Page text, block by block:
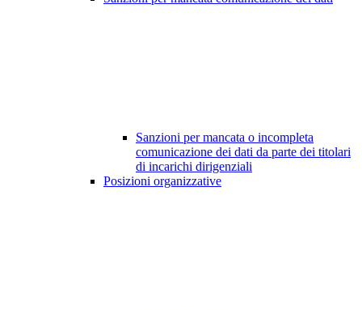
Sanzioni per mancata o incompleta
comunicazione dei dati da parte dei titolari
di incarichi dirigenziali
Posizioni organizzative